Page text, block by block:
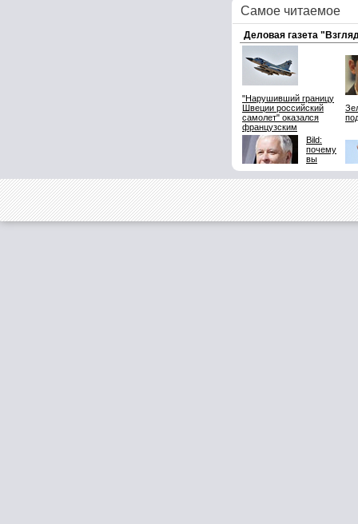
Самое читаемое